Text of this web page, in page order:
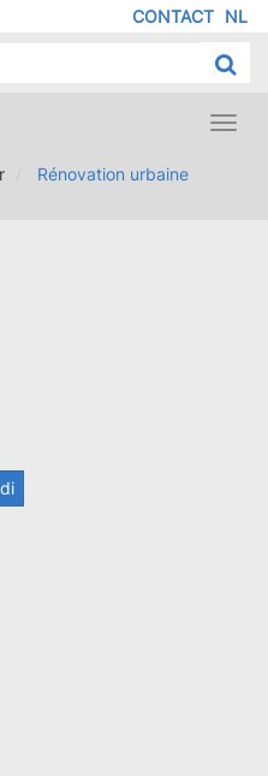
NL
DE
CONTACT
Rénovation urbaine